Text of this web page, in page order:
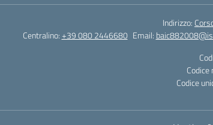
Indirizzo:
Centralino:+39 080 2446680 Email:
Codice